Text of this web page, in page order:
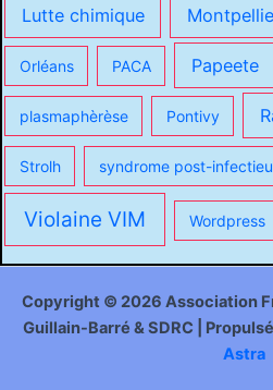
Lutte chimique
Orléans PACA Papeete
plasmaphèrèse Pontivy
Strolh syndrome post-
Violaine VIM Wordpress
Copyright © 2026 Association
Guillain-Barré & SDRC |
Astra